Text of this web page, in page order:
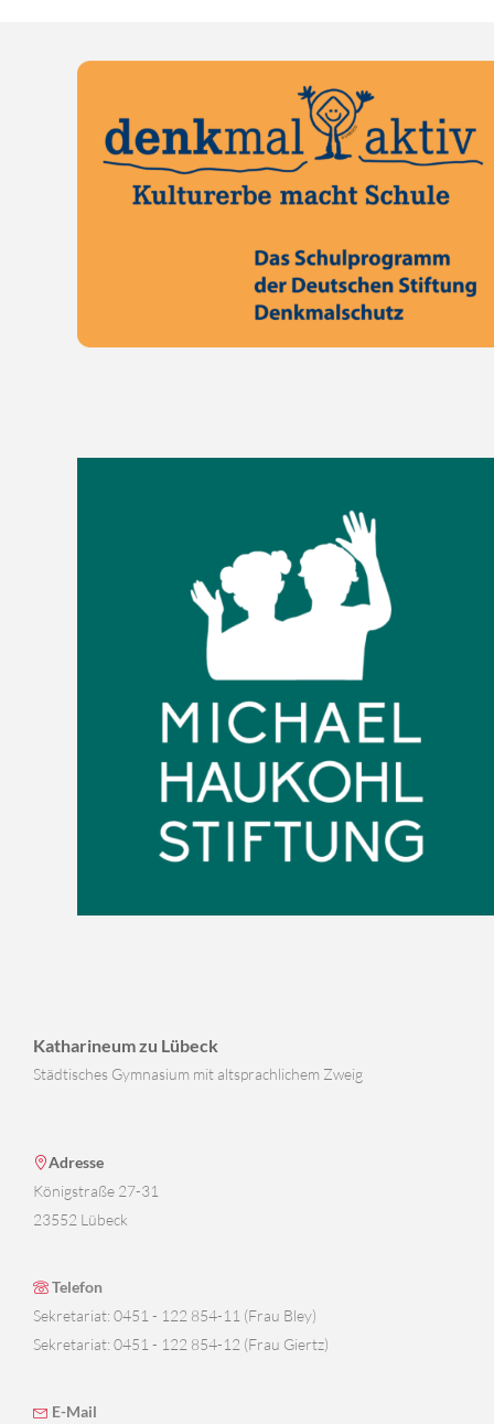
Katharineum zu Lübeck
Städtisches Gymnasium mit altsprachlichem Zweig
Adresse
Königstraße 27-31
23552 Lübeck
Telefon
Sekretariat: 0451 - 122 854-11 (Frau Bley)
Sekretariat: 0451 - 122 854-12 (Frau Giertz)
E-Mail